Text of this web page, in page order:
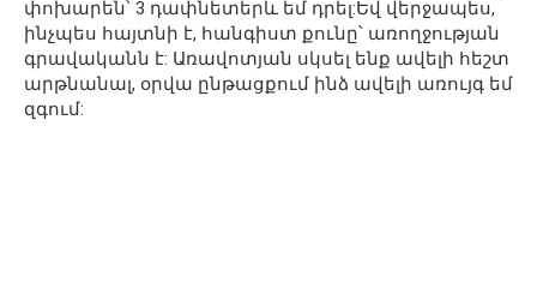
փոխարեն՝ 3 դափնետերև եմ դրել:Եվ վերջապես,
ինչպես հայտնի է, հանգիստ քունը՝ առողջության
գրավականն է: Առավոտյան սկսել ենք ավելի հեշտ
արթնանալ, օրվա ընթացքում ինձ ավելի առույգ եմ
զգում: